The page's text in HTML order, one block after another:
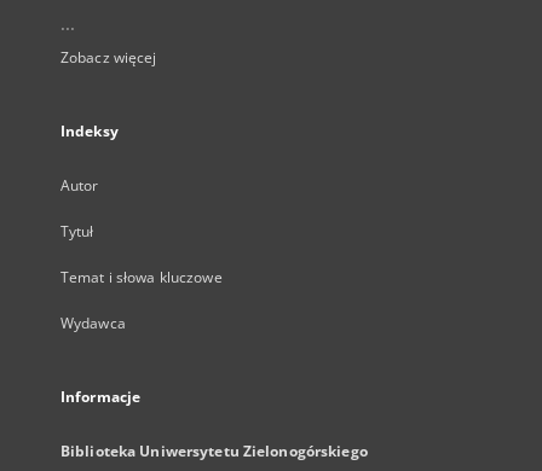
...
Zobacz więcej
Indeksy
Autor
Tytuł
Temat i słowa kluczowe
Wydawca
Informacje
Biblioteka Uniwersytetu Zielonogórskiego